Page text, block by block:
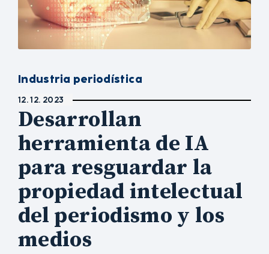
Industria periodística
12. 12. 2023
Desarrollan
herramienta de IA
para resguardar la
propiedad intelectual
del periodismo y los
medios